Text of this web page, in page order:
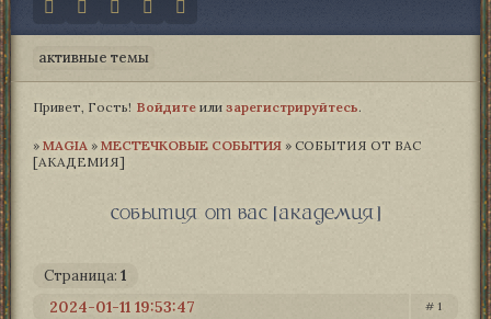
активные темы
Привет, Гость! Войдите или зарегистрируйтесь.
» MAGIA­ » МЕСТЕЧКОВЫЕ СОБЫТИЯ » СОБЫТИЯ ОТ ВАС
[АКАДЕМИЯ]
события от вас [академия]
Страница: 1
1
2024-01-11 19:53:47